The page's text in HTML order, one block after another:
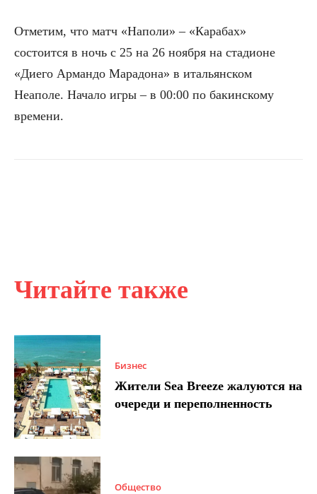
Читайте также
Бизнес
Жители Sea Breeze жалуются на
очереди и переполненность
Общество
Отметим, что матч «Наполи» – «Карабах»
состоится в ночь с 25 на 26 ноября на стадионе
«Диего Армандо Марадона» в итальянском
Неаполе. Начало игры – в 00:00 по бакинскому
времени.